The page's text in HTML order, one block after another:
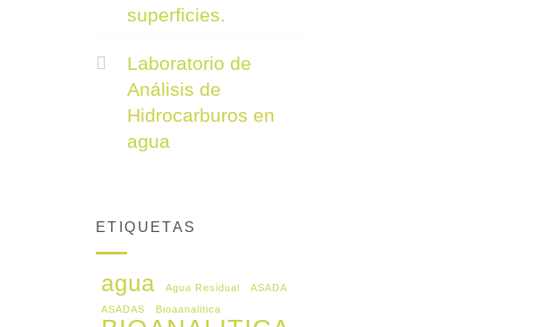
superficies.
Laboratorio de
Análisis de
Hidrocarburos en
agua
ETIQUETAS
agua Agua Residual
ASADA
ASADAS
Bioaanalitica